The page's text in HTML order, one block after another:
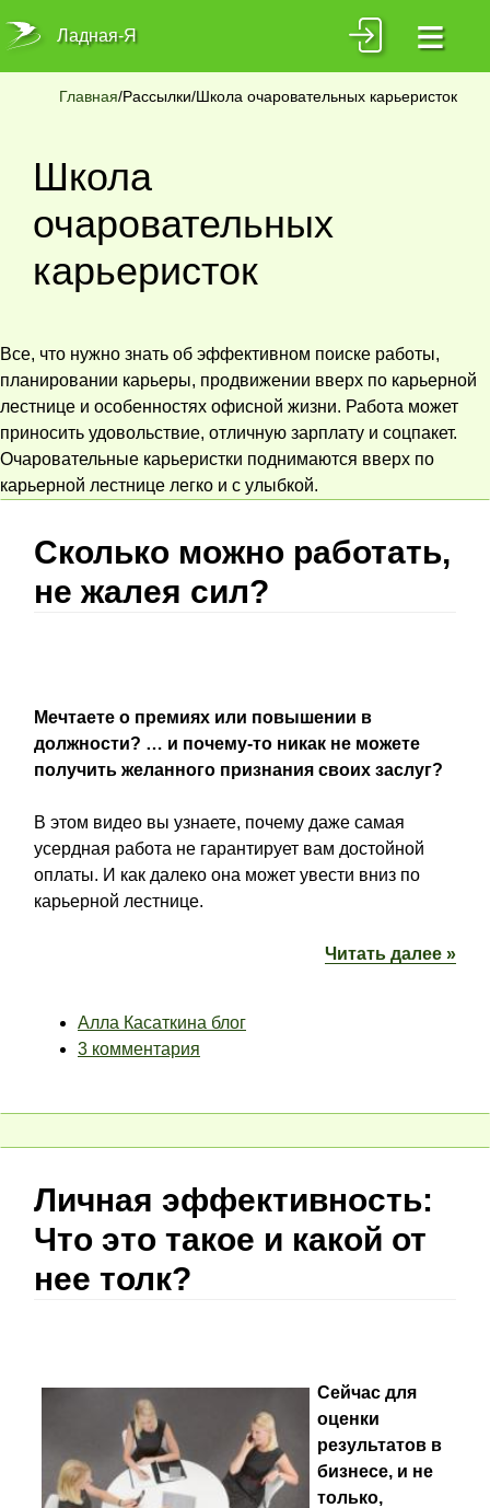
Ладная-Я ≡
Главная/Рассылки/Школа очаровательных карьеристок
Школа
очаровательных
карьеристок
Все, что нужно знать об эффективном поиске работы,
планировании карьеры, продвижении вверх по карьерной
лестнице и особенностях офисной жизни. Работа может
приносить удовольствие, отличную зарплату и соцпакет.
Очаровательные карьеристки поднимаются вверх по
карьерной лестнице легко и с улыбкой.
Сколько можно работать,
не жалея сил?
Мечтаете о премиях или повышении в
должности? … и почему-то никак не можете
получить желанного признания своих заслуг?
В этом видео вы узнаете, почему даже самая
усердная работа не гарантирует вам достойной
оплаты. И как далеко она может увести вниз по
карьерной лестнице.
Читать далее »
Алла Касаткина блог
3 комментария
Личная эффективность:
Что это такое и какой от
нее толк?
Сейчас для
оценки
результатов в
бизнесе, и не
только,